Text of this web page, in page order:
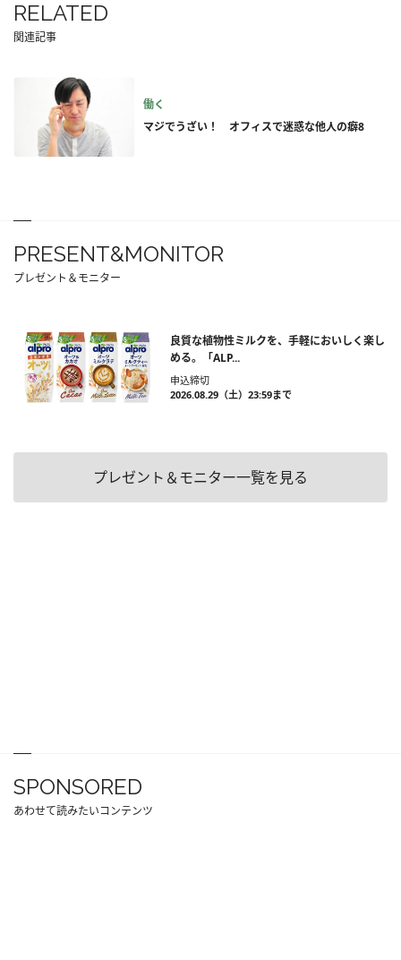
RELATED
関連記事
働く
マジでうざい！ オフィスで迷惑な他人の癖8
PRESENT&MONITOR
プレゼント＆モニター
良質な植物性ミルクを、手軽においしく楽し
める。「ALP...
申込締切
2026.08.29（土）23:59まで
プレゼント＆モニター一覧を見る
SPONSORED
あわせて読みたいコンテンツ